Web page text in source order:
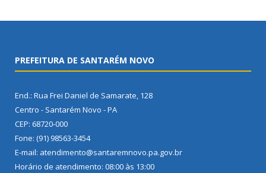
PREFEITURA DE SANTARÉM NOVO
End.: Rua Frei Daniel de Samarate, 128
Centro - Santarém Novo - PA
CEP: 68720-000
Fone: (91) 98563-3454
E-mail: atendimento@santaremnovo.pa.gov.br
Horário de atendimento: 08:00 às 13:00